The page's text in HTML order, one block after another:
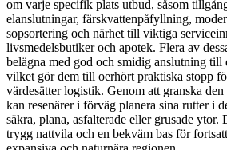
om varje specifik plats utbud, såsom
elanslutningar, färskvattenpåfyllning,
sopsortering och närhet till viktiga
livsmedelsbutiker och apotek. Flera av
belägna med god och smidig anslutning till
vilket gör dem till oerhört praktiska stopp
värdesätter logistik. Genom att granska
kan resenärer i förväg planera sina rutter i
säkra, plana, asfalterade eller grusade ytor.
trygg nattvila och en bekväm bas för